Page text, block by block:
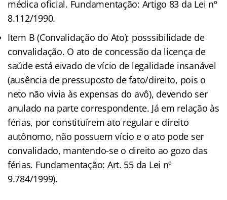
médica oficial. Fundamentação: Artigo 83 da Lei nº
8.112/1990.
Item B (Convalidação do Ato): posssibilidade de
convalidação. O ato de concessão da licença de
saúde está eivado de vício de legalidade insanável
(ausência de pressuposto de fato/direito, pois o
neto não vivia às expensas do avô), devendo ser
anulado na parte correspondente. Já em relação às
férias, por constituírem ato regular e direito
autônomo, não possuem vício e o ato pode ser
convalidado, mantendo-se o direito ao gozo das
férias. Fundamentação: Art. 55 da Lei nº
9.784/1999).